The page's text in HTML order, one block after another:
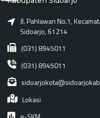
Jl. Pahlawan No.1,
Sidoarjo, 61214
(031) 8945011
(031) 8945011
Lokasi